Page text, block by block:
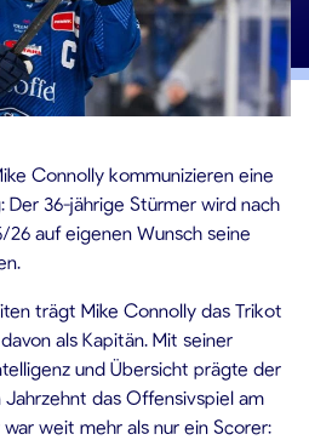
Connolly kommunizieren eine
36-jährige Stürmer wird nach
26 auf eigenen Wunsch seine
trägt Mike Connolly das Trikot
als Kapitän. Mit seiner
und Übersicht prägte der
das Offensivspiel am
weit mehr als nur ein Scorer: